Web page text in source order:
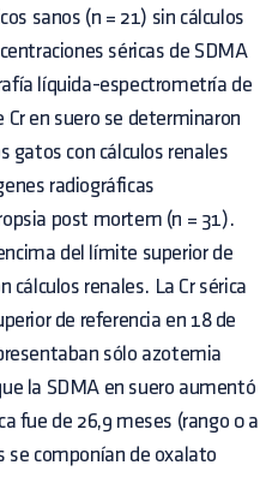
sanos (n = 21) sin cálculos
séricas de SDMA
líquida-espectrometría de
Cr en suero se determinaron
gatos con cálculos renales
radiográficas
post mortem (n = 31).
del límite superior de
cálculos renales. La Cr sérica
de referencia en 18 de
sólo azotemia
la SDMA en suero aumentó
fue de 26,9 meses (rango 0 a
se componían de oxalato